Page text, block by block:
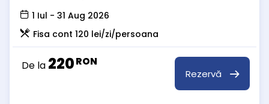
1 Iul - 31 Aug 2026
Fisa cont 120 lei/zi/persoana
De la 220RON
Rezervă